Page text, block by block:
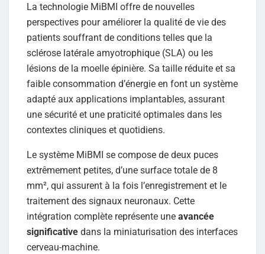
La technologie MiBMI offre de nouvelles
perspectives pour améliorer la qualité de vie des
patients souffrant de conditions telles que la
sclérose latérale amyotrophique (SLA) ou les
lésions de la moelle épinière. Sa taille réduite et sa
faible consommation d’énergie en font un système
adapté aux applications implantables, assurant
une sécurité et une praticité optimales dans les
contextes cliniques et quotidiens.
Le système MiBMI se compose de deux puces
extrêmement petites, d’une surface totale de 8
mm², qui assurent à la fois l’enregistrement et le
traitement des signaux neuronaux. Cette
intégration complète représente une avancée
significative dans la miniaturisation des interfaces
cerveau-machine.